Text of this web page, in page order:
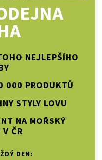
NEJLEPŠÍHO
000 PRODUKTŮ
STYLY LOVU
NA MOŘSKÝ
V ČR
DEN: